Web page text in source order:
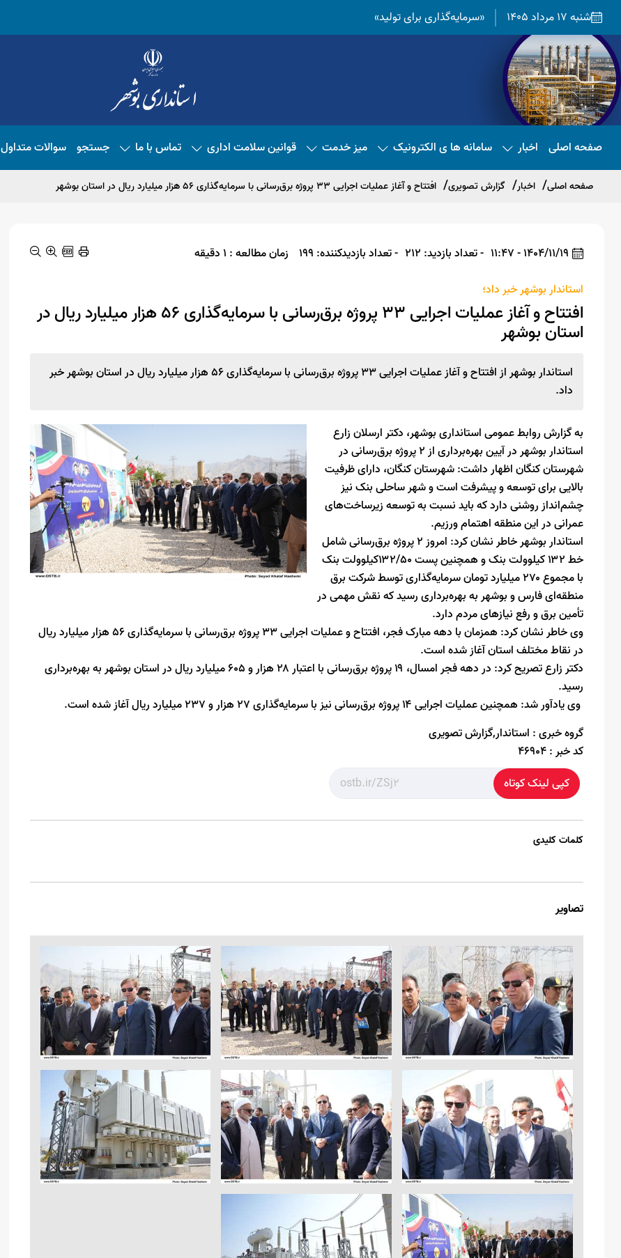
شنبه 17 مرداد 1405 «سرمایه‌گذاری برای تولید»
صفحه اصلی اخبار سامانه ها ی الکترونیک میز خدمت قوانین سلامت اداری تماس با ما جستجو سوالات متداول
صفحه اصلی اخبار گزارش تصویری افتتاح و آغاز عملیات اجرایی ۳۳ پروژه برق‌رسانی با سرمایه‌گذاری ۵۶ هزار میلیارد ریال در استان بوشهر
1404/11/19 - 11:47 - تعداد بازدید: 212 - تعداد بازدیدکننده: 199
زمان مطالعه : 1 دقیقه
استاندار بوشهر خبر داد؛
افتتاح و آغاز عملیات اجرایی ۳۳ پروژه برق‌رسانی با سرمایه‌گذاری ۵۶ هزار میلیارد ریال در
استان بوشهر
استاندار بوشهر از افتتاح و آغاز عملیات اجرایی ۳۳ پروژه برق‌رسانی با سرمایه‌گذاری ۵۶ هزار میلیارد ریال در استان بوشهر خبر
داد.
به گزارش روابط عمومی استانداری بوشهر، دکتر ارسلان زارع
استاندار بوشهر در آیین بهره‌برداری از ۲ پروژه برق‌رسانی در
شهرستان کنگان اظهار داشت: شهرستان کنگان، دارای ظرفیت
بالایی برای توسعه و پیشرفت است و شهر ساحلی بنک نیز
چشم‌انداز روشنی دارد که باید نسبت به توسعه زیرساخت‌های
عمرانی در این منطقه اهتمام ورزیم.
استاندار بوشهر خاطر نشان کرد: امروز ۲ پروژه برق‌رسانی شامل
خط ۱۳۲ کیلوولت بنک و همچنین پست ۱۳۲/۵۰کیلوولت بنک
با مجموع ۲۷۰ میلیارد تومان سرمایه‌گذاری توسط شرکت برق
منطقه‌ای فارس و بوشهر به بهره‌برداری رسید که نقش مهمی در
تأمین برق و رفع نیازهای مردم دارد.
وی خاطر نشان کرد: همزمان با دهه مبارک فجر، افتتاح و عملیات اجرایی ۳۳ پروژه برق‌رسانی با سرمایه‌گذاری ۵۶ هزار میلیارد ریال
در نقاط مختلف استان آغاز شده است.
دکتر زارع تصریح کرد: در دهه فجر امسال، ۱۹ پروژه برق‌رسانی با اعتبار ۲۸ هزار و ۶۰۵ میلیارد ریال در استان بوشهر به بهره‌برداری
رسید.
وی یادآور شد: همچنین عملیات اجرایی ۱۴ پروژه برق‌رسانی نیز با سرمایه‌گذاری ۲۷ هزار و ۲۳۷ میلیارد ریال آغاز شده است.
گروه خبری : استاندار,گزارش تصویری
کد خبر :46904
کپی لینک کوتاه
کلمات کلیدی
تصاویر